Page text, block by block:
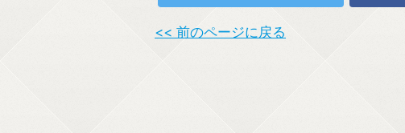
<< 前のページに戻る